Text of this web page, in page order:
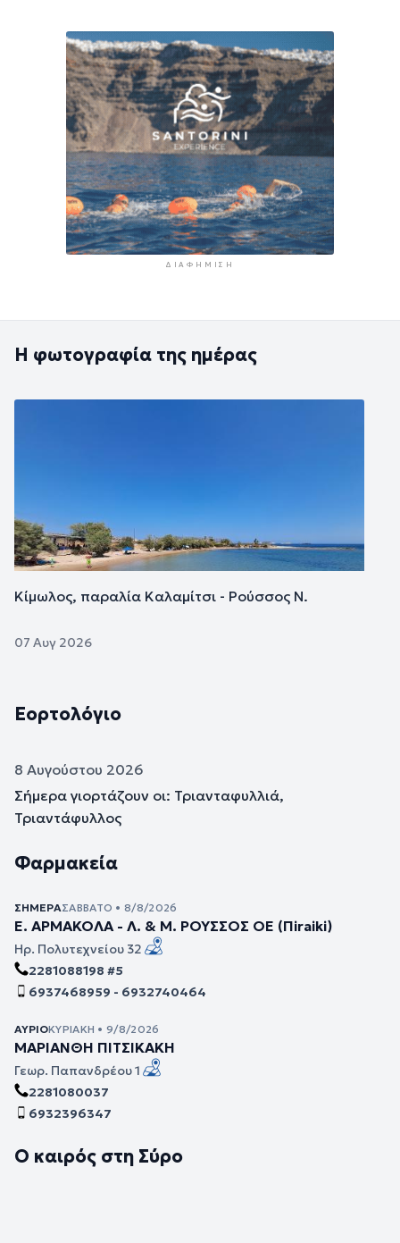
ΔΙΑΦΉΜΙΣΗ
Η φωτογραφία της ημέρας
Κίμωλος, παραλία Καλαμίτσι - Ρούσσος Ν.
07 Αυγ 2026
Εορτολόγιο
8 Αυγούστου 2026
Σήμερα γιορτάζουν οι: Τριανταφυλλιά,
Τριαντάφυλλος
Φαρμακεία
ΣΉΜΕΡΑΣΆΒΒΑΤΟ • 8/8/2026
Ε. ΑΡΜΑΚΟΛΑ - Λ. & Μ. ΡΟΥΣΣΟΣ ΟΕ (Πiraiki)
Ηρ. Πολυτεχνείου 32
2281088198 #5
6937468959 - 6932740464
ΑΎΡΙΟΚΥΡΙΑΚΉ • 9/8/2026
ΜΑΡΙΑΝΘΗ ΠΙΤΣΙΚΑΚΗ
Γεωρ. Παπανδρέου 1
2281080037
6932396347
Ο καιρός στη Σύρο